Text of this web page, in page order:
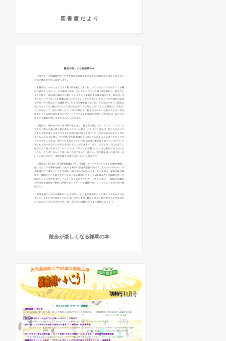
図 書 室 だ よ り
散歩が楽しくなる雑草の本